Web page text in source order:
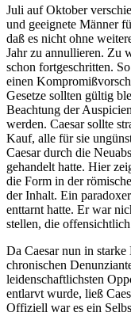
Juli auf Oktober
und geeignete Männer
daß es nicht ohne
Jahr zu annullieren. Zu
schon fortgeschritten.
einen
Gesetze sollten gültig
Beachtung der
werden. Caesar sollte
Kauf, alle für sie
Caesar durch die
gehandelt hatte. Hier
die Form in der
der Inhalt. Ein
enttarnt hatte. Er war
stellen, die
Da Caesar nun in starke
chronischen
leidenschaftlichsten
entlarvt wurde, ließ
Offiziell war es ein